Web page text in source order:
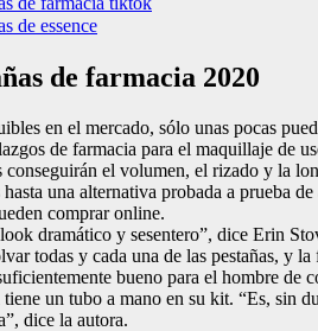
de essence
de farmacia 2020
en el mercado, sólo unas pocas
de farmacia para el maquillaje de
el volumen, el rizado y la
una alternativa probada a prueba
comprar online.
dramático y sesentero”, dice Erin
todas y cada una de las pestañas, y
bueno para el hombre
un tubo a mano en su kit. “Es, sin
dice la autora.